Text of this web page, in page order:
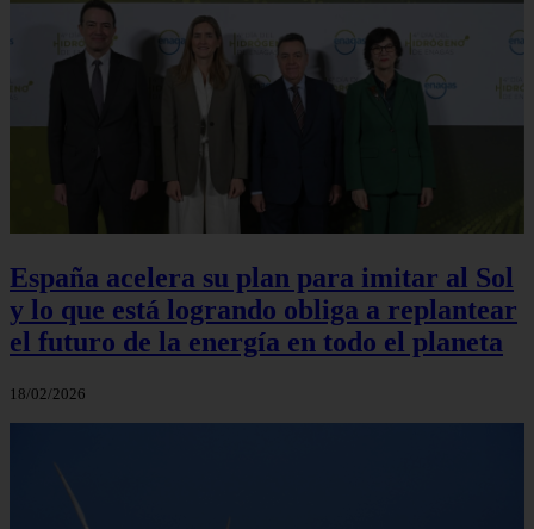
España acelera su plan para imitar al Sol
y lo que está logrando obliga a replantear
el futuro de la energía en todo el planeta
18/02/2026